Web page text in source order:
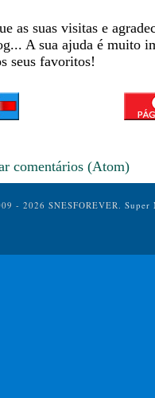
as suas visitas e
A sua ajuda é muito
seus favoritos!
comentários (Atom)
- 2026 SNESFOREVER. Super